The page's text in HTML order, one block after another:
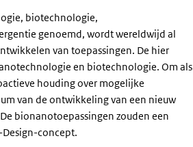
biotechnologie,
genoemd, wordt wereldwijd al
van toepassingen. De hier
en biotechnologie. Om als
houding over mogelijke
van de ontwikkeling van een nieuw
bionanotoepassingen zouden een
concept.